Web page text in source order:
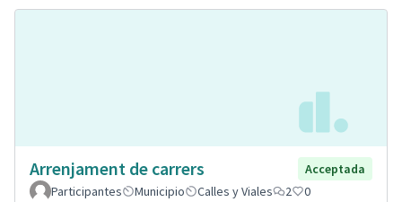
Arrenjament de carrers
Acceptada
Participantes
Municipio Calles y Viales 2 0